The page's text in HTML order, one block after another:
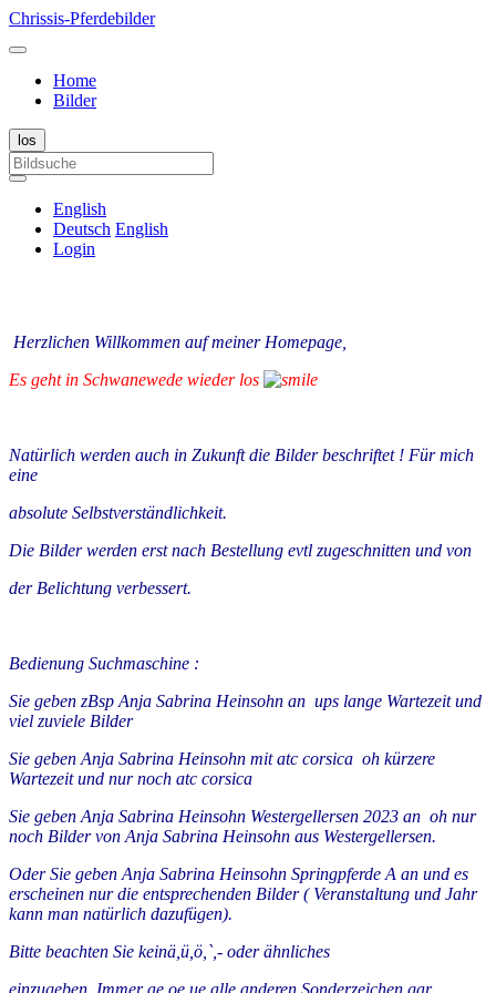
Chrissis-Pferdebilder
Home
Bilder
English
Deutsch English
Login
Herzlichen Willkommen auf meiner Homepage,
Es geht in Schwanewede wieder los
Natürlich werden auch in Zukunft die Bilder beschriftet ! Für mich
eine
absolute Selbstverständlichkeit.
Die Bilder werden erst nach Bestellung evtl zugeschnitten und von
der Belichtung verbessert.
Bedienung Suchmaschine :
Sie geben zBsp Anja Sabrina Heinsohn an ups lange Wartezeit und
viel zuviele Bilder
Sie geben Anja Sabrina Heinsohn mit atc corsica oh kürzere
Wartezeit und nur noch atc corsica
Sie geben Anja Sabrina Heinsohn Westergellersen 2023 an oh nur
noch Bilder von Anja Sabrina Heinsohn aus Westergellersen.
Oder Sie geben Anja Sabrina Heinsohn Springpferde A an und es
erscheinen nur die entsprechenden Bilder ( Veranstaltung und Jahr
kann man natürlich dazufügen).
Bitte beachten Sie keinä,ü,ö,`,- oder ähnliches
einzugeben. Immer ae,oe,ue alle anderen Sonderzeichen gar